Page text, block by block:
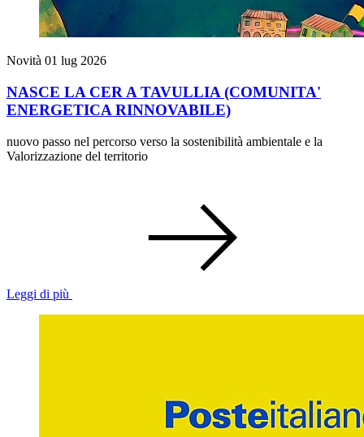
Novità 01 lug 2026
NASCE LA CER A TAVULLIA (COMUNITA'
ENERGETICA RINNOVABILE)
nuovo passo nel percorso verso la sostenibilità ambientale e la
Valorizzazione del territorio
Leggi di più